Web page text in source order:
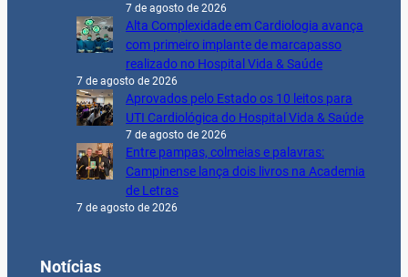
7 de agosto de 2026
Alta Complexidade em Cardiologia avança
com primeiro implante de marcapasso
realizado no Hospital Vida & Saúde
7 de agosto de 2026
Aprovados pelo Estado os 10 leitos para
UTI Cardiológica do Hospital Vida & Saúde
7 de agosto de 2026
Entre pampas, colmeias e palavras:
Campinense lança dois livros na Academia
de Letras
7 de agosto de 2026
Notícias